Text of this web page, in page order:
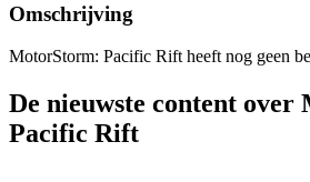
Omschrijving
MotorStorm: Pacific Rift heeft nog geen
De nieuwste content
Pacific Rift